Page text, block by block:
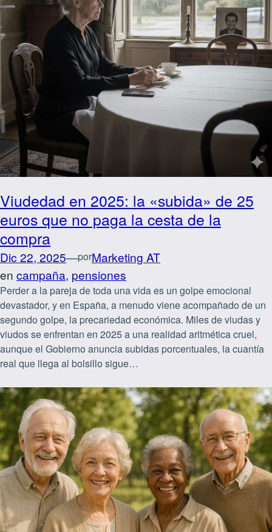
Viudedad en 2025: la «subida» de 25
euros que no paga la cesta de la
compra
Dic 22, 2025—porMarketing AT
en campaña, pensiones
Perder a la pareja de toda una vida es un golpe emocional
devastador, y en España, a menudo viene acompañado de un
segundo golpe, la precariedad económica. Miles de viudas y
viudos se enfrentan en 2025 a una realidad aritmética cruel,
aunque el Gobierno anuncia subidas porcentuales, la cuantía
real que llega al bolsillo sigue…